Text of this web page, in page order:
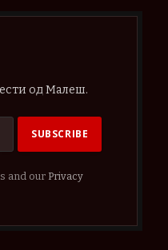
од Малеш.
and our Privacy